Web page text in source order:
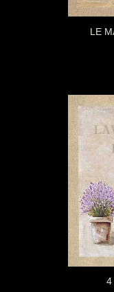
LE
4